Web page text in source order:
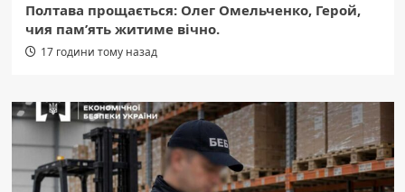
Полтава прощається: Олег Омельченко, Герой,
чия пам’ять житиме вічно.
17 години тому назад